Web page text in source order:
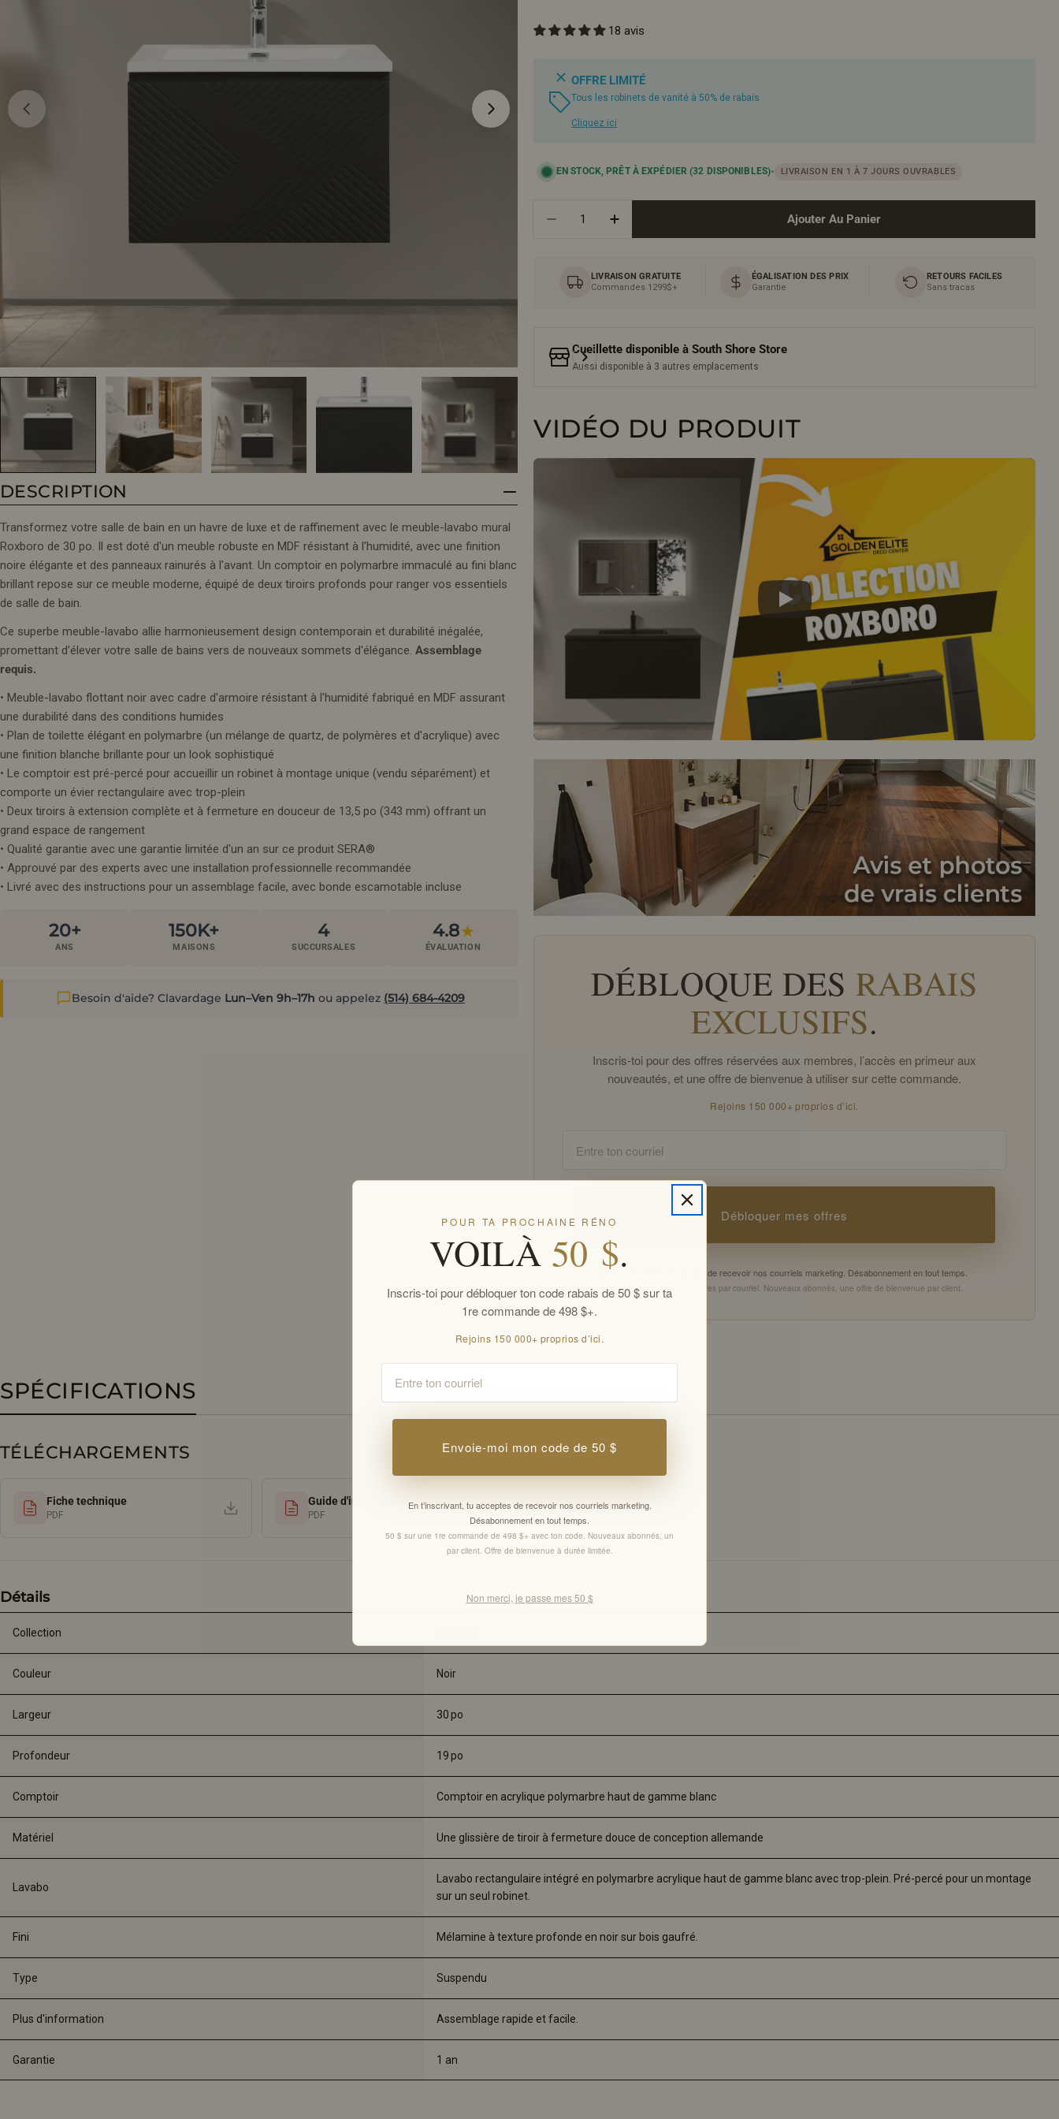
le média 0 en mode modal Ouvrir le média 1 en mode modal
DESCRIPTION
Transformez votre salle de bain en un havre de luxe et de raffinement avec le meuble-lavabo mural
Roxboro de 30 po. Il est doté d'un meuble robuste en MDF résistant à l'humidité, avec une finition
noire élégante et des panneaux rainurés à l'avant. Un comptoir en polymarbre immaculé au fini blanc
brillant repose sur ce meuble moderne, équipé de deux tiroirs profonds pour ranger vos essentiels
de salle de bain.
Ce superbe meuble-lavabo allie harmonieusement design contemporain et durabilité inégalée,
promettant d'élever votre salle de bains vers de nouveaux sommets d'élégance. Assemblage
requis.
• Meuble-lavabo flottant noir avec cadre d'armoire résistant à l'humidité fabriqué en MDF assurant
une durabilité dans des conditions humides
• Plan de toilette élégant en polymarbre (un mélange de quartz, de polymères et d'acrylique) avec
une finition blanche brillante pour un look sophistiqué
• Le comptoir est pré-percé pour accueillir un robinet à montage unique (vendu séparément) et
comporte un évier rectangulaire avec trop-plein
• Deux tiroirs à extension complète et à fermeture en douceur de 13,5 po (343 mm) offrant un
grand espace de rangement
• Qualité garantie avec une garantie limitée d'un an sur ce produit SERA®
• Approuvé par des experts avec une installation professionnelle recommandée
• Livré avec des instructions pour un assemblage facile, avec bonde escamotable incluse
20+
ANS
150K+
MAISONS
4
SUCCURSALES
4.8★
ÉVALUATION
Besoin d'aide? Clavardage Lun–Ven 9h–17h ou appelez (514) 684-4209
18 avis
OFFRE LIMITÉ
Tous les robinets de vanité à 50% de rabais
Cliquez ici
EN STOCK, PRÊT À EXPÉDIER (32 DISPONIBLES)• LIVRAISON EN 1 À 7 JOURS OUVRABLES
Diminuer La Quantité Pour Meuble-Lavabo Mural Noir 30&quot; Avec
Augmenter La Quantité Pour Meuble-Lavabo Mural Noir 30&quot;
Ajouter Au Panier
LIVRAISON GRATUITE
Commandes 1299$+
ÉGALISATION DES PRIX
Garantie
RETOURS FACILES
Sans tracas
Cueillette disponible à South Shore Store
Aussi disponible à 3 autres emplacements
VIDÉO DU PRODUIT
DÉBLOQUE DES RABAIS
EXCLUSIFS.
Inscris-toi pour des offres réservées aux membres, l’accès en primeur aux
nouveautés, et une offre de bienvenue à utiliser sur cette commande.
Rejoins 150 000+ proprios d’ici.
Débloquer mes offres
En t’inscrivant, tu acceptes de recevoir nos courriels marketing. Désabonnement en tout temps.
Offres réservées aux membres par courriel. Nouveaux abonnés, une offre de bienvenue par client.
SPÉCIFICATIONS
TÉLÉCHARGEMENTS
Fiche technique
PDF
Guide d'installation
PDF
Détails
Collection
Couleur Noir
Largeur 30 po
Profondeur 19 po
Comptoir Comptoir en acrylique polymarbre haut de gamme blanc
Matériel Une glissière de tiroir à fermeture douce de conception allemande
Lavabo
Lavabo rectangulaire intégré en polymarbre acrylique haut de gamme blanc avec trop-plein. Pré-percé pour un montage
sur un seul robinet.
Fini Mélamine à texture profonde en noir sur bois gaufré.
Type Suspendu
Plus d'information Assemblage rapide et facile.
Garantie 1 an
POUR TA PROCHAINE RÉNO
VOILÀ 50 $.
Inscris-toi pour débloquer ton code rabais de 50 $ sur ta
1re commande de 498 $+.
Rejoins 150 000+ proprios d’ici.
Email
Envoie-moi mon code de 50 $
En t’inscrivant, tu acceptes de recevoir nos courriels marketing.
Désabonnement en tout temps.
50 $ sur une 1re commande de 498 $+ avec ton code. Nouveaux abonnés, un
par client. Offre de bienvenue à durée limitée.
Non merci, je passe mes 50 $